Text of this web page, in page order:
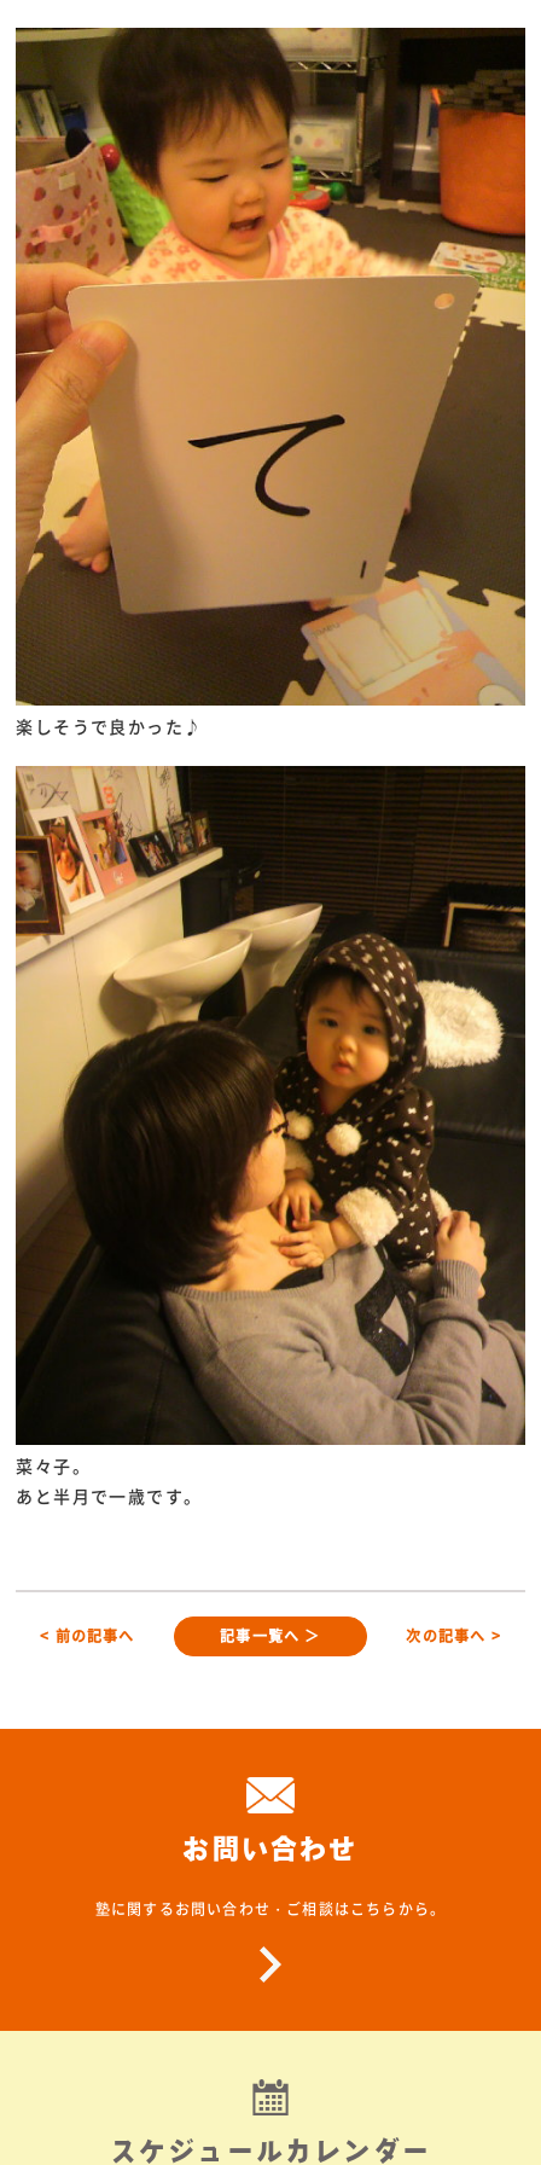
楽しそうで良かった♪
菜々子。
あと半月で一歳です。
< 前の記事へ 記事一覧へ ＞ 次の記事へ >
お問い合わせ
塾に関するお問い合わせ・ご相談はこちらから。
スケジュールカレンダー